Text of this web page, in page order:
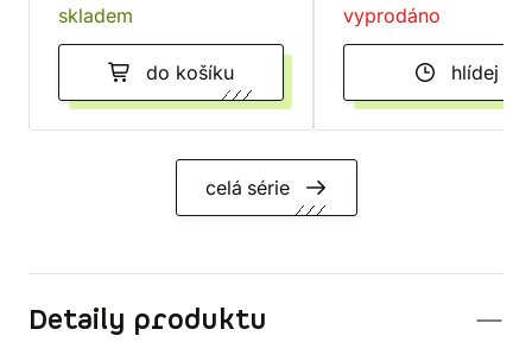
skladem
do košíku
vyprodáno
hlídej
celá série
Detaily produktu